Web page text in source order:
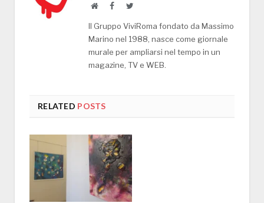
WebsiteFacebookTwitter
Il Gruppo ViviRoma fondato da Massimo
Marino nel 1988, nasce come giornale
murale per ampliarsi nel tempo in un
magazine, TV e WEB.
RELATED POSTS